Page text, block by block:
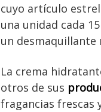
cuyo artículo
una unidad cada
un desmaquillante
La crema
otros de sus
fragancias frescas